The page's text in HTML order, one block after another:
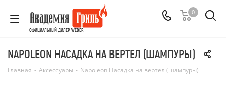
ОФИЦИАЛЬНЫЙ ДИЛЕР WEBER
0
NAPOLEON НАСАДКА НА ВЕРТЕЛ (ШАМПУРЫ)
Главная - Аксессуары - Napoleon Насадка на вертел (шампуры)